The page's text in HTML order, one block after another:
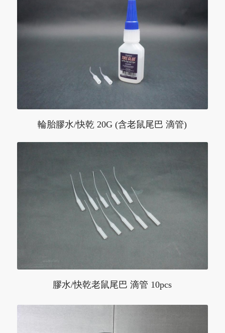
輪胎膠水/快乾 20G (含老鼠尾巴 滴管)
膠水/快乾老鼠尾巴 滴管 10pcs